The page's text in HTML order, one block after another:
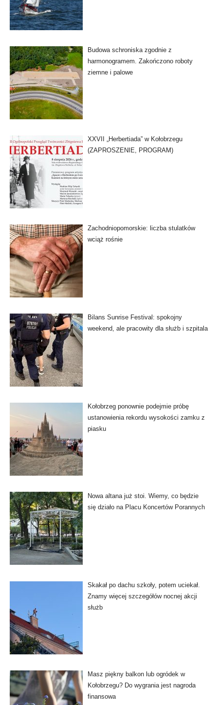
Budowa schroniska zgodnie z
harmonogramem. Zakończono roboty
ziemne i palowe
XXVII „Herbertiada” w Kołobrzegu
(ZAPROSZENIE, PROGRAM)
Zachodniopomorskie: liczba stulatków
wciąż rośnie
Bilans Sunrise Festival: spokojny
weekend, ale pracowity dla służb i szpitala
Kołobrzeg ponownie podejmie próbę
ustanowienia rekordu wysokości zamku z
piasku
Nowa altana już stoi. Wiemy, co będzie
się działo na Placu Koncertów Porannych
Skakał po dachu szkoły, potem uciekał.
Znamy więcej szczegółów nocnej akcji
służb
Masz piękny balkon lub ogródek w
Kołobrzegu? Do wygrania jest nagroda
finansowa